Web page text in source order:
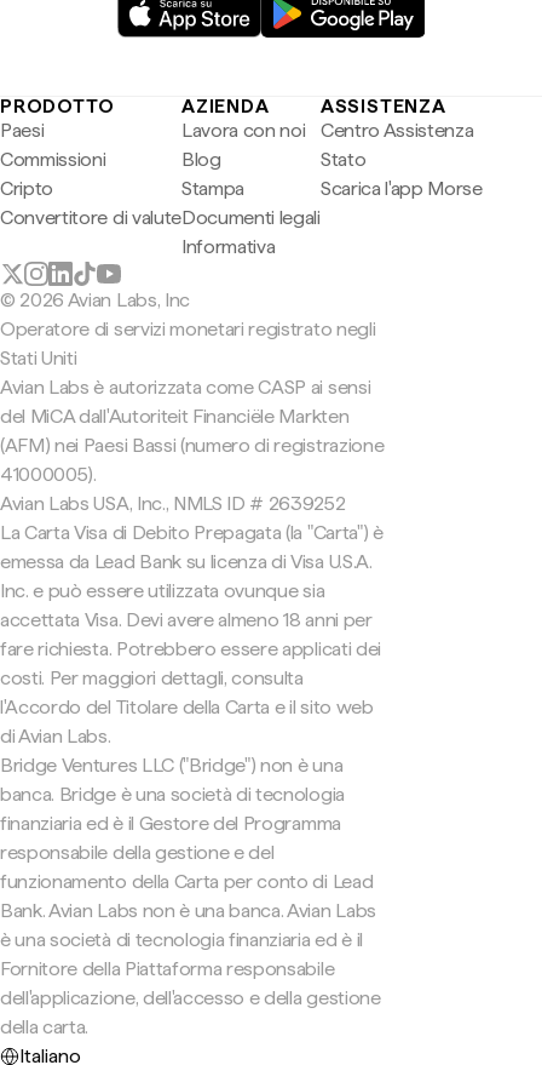
PRODOTTO
Paesi
Commissioni
Cripto
Convertitore di valute
AZIENDA
Lavora con noi
Blog
Stampa
Documenti legali
Informativa
ASSISTENZA
Centro Assistenza
Stato
Scarica l'app Morse
© 2026 Avian Labs, Inc
Operatore di servizi monetari registrato negli
Stati Uniti
Avian Labs è autorizzata come CASP ai sensi
del MiCA dall'Autoriteit Financiële Markten
(AFM) nei Paesi Bassi (numero di registrazione
41000005).
Avian Labs USA, Inc., NMLS ID # 2639252
La Carta Visa di Debito Prepagata (la "Carta") è
emessa da Lead Bank su licenza di Visa U.S.A.
Inc. e può essere utilizzata ovunque sia
accettata Visa. Devi avere almeno 18 anni per
fare richiesta. Potrebbero essere applicati dei
costi. Per maggiori dettagli, consulta
l'Accordo del Titolare della Carta e il sito web
di Avian Labs.
Bridge Ventures LLC ("Bridge") non è una
banca. Bridge è una società di tecnologia
finanziaria ed è il Gestore del Programma
responsabile della gestione e del
funzionamento della Carta per conto di Lead
Bank. Avian Labs non è una banca. Avian Labs
è una società di tecnologia finanziaria ed è il
Fornitore della Piattaforma responsabile
dell'applicazione, dell'accesso e della gestione
della carta.
Italiano